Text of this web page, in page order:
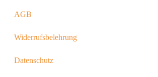
AGB
Widerrufsbelehrung
Datenschutz